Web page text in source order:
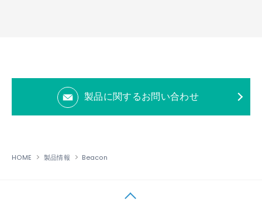
製品に関するお問い合わせ
HOME 製品情報 Beacon